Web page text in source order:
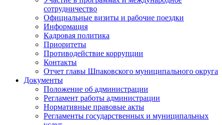
сотрудничество
Официальные визиты и рабочие поездки
Информация
Кадровая политика
Приоритеты
Противодействие коррупции
Контакты
Отчет главы Шпаковского муниципального округа
Документы
Положение об администрации
Регламент работы администрации
Нормативные правовые акты
Регламенты государственных и муниципальных